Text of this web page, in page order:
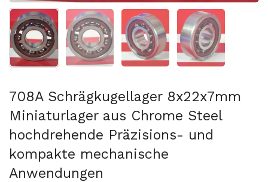
Folie 1 anzeigenFolie 2 anzeigenFolie 3 anzeigenFolie 4 anzeigen
708A Schrägkugellager 8x22x7mm
Miniaturlager aus Chrome Steel
hochdrehende Präzisions- und
kompakte mechanische
Anwendungen